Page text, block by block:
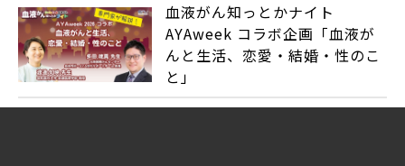
血液がん知っとかナイト
AYAweek コラボ企画「血液が
んと生活、恋愛・結婚・性のこ
と」